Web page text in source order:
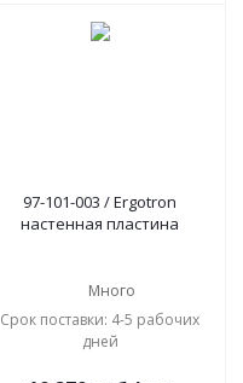
97-101-003 / Ergotron
настенная пластина
Много
Срок поставки: 4-5 рабочих
дней